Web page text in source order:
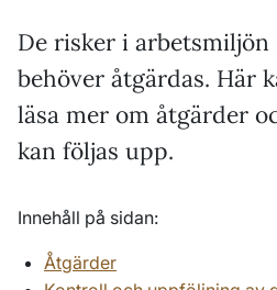
De risker i
behöver åtgärdas. Här
läsa mer om åtgärder
kan följas upp.
Innehåll på sidan:
Åtgärder